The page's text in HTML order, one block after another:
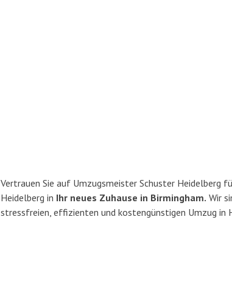
Vertrauen Sie auf Umzugsmeister Schuster Heidelberg
Heidelberg in Ihr neues Zuhause in Birmingham. Wir
stressfreien, effizienten und kostengünstigen Umzug in